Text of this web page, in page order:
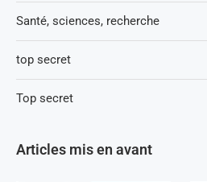
Santé, sciences, recherche
top secret
Top secret
Articles mis en avant